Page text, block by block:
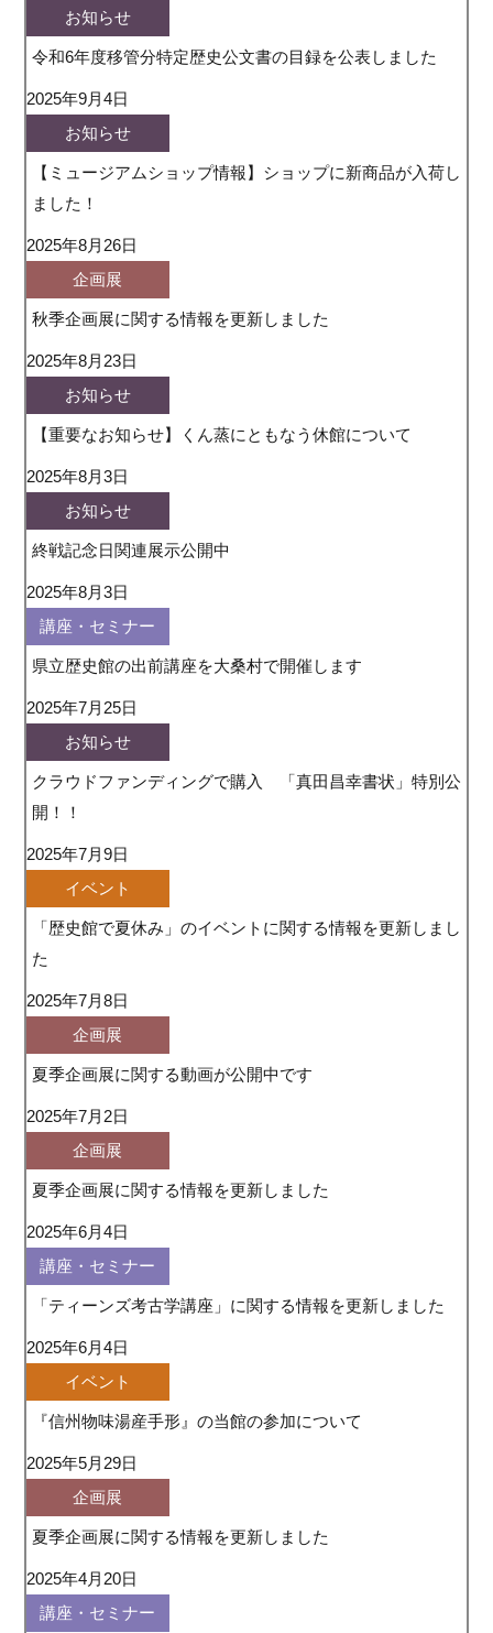
お知らせ
令和6年度移管分特定歴史公文書の目録を公表しました
2025年9月4日
お知らせ
【ミュージアムショップ情報】ショップに新商品が入荷し
ました！
2025年8月26日
企画展
秋季企画展に関する情報を更新しました
2025年8月23日
お知らせ
【重要なお知らせ】くん蒸にともなう休館について
2025年8月3日
お知らせ
終戦記念日関連展示公開中
2025年8月3日
講座・セミナー
県立歴史館の出前講座を大桑村で開催します
2025年7月25日
お知らせ
クラウドファンディングで購入 「真田昌幸書状」特別公
開！！
2025年7月9日
イベント
「歴史館で夏休み」のイベントに関する情報を更新しまし
た
2025年7月8日
企画展
夏季企画展に関する動画が公開中です
2025年7月2日
企画展
夏季企画展に関する情報を更新しました
2025年6月4日
講座・セミナー
「ティーンズ考古学講座」に関する情報を更新しました
2025年6月4日
イベント
『信州物味湯産手形』の当館の参加について
2025年5月29日
企画展
夏季企画展に関する情報を更新しました
2025年4月20日
講座・セミナー